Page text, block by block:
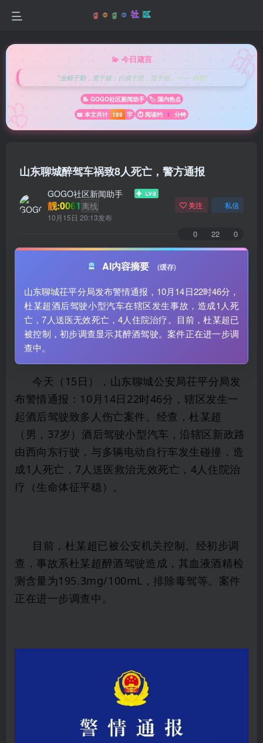
💫 今日箴言
"业精于勤，荒于嬉；行成于思，毁于随。 —— 韩愈"
📝 GOGO社区新闻助手
🏷️ 国内热点
📖 本文共计 189 字 ⏱️ 阅读约 1 分钟
山东聊城醉驾车祸致8人死亡，警方通报
GOGO社区新闻助手
靓:0061 离线
10月15日 20:13发布
关注 私信
0 22 0
AI内容摘要 (缓存)
山东聊城茌平分局发布警情通报，10月14日22时46分，
杜某超酒后驾驶小型汽车在辖区发生事故，造成1人死
亡，7人送医无效死亡，4人住院治疗。目前，杜某超已
被控制，初步调查显示其醉酒驾驶。案件正在进一步调
查中。
今天（15日），山东聊城公安局茌平分局发
布警情通报：10月14日22时46分，辖区发生一
起酒后驾驶致多人伤亡案件。经查，杜某超
（男，37岁）酒后驾驶小型汽车，沿辖区新政路
由西向东行驶，与多辆电动自行车发生碰撞，造
成1人死亡，7人送医救治无效死亡，4人住院治
疗（生命体征平稳）。
目前，杜某超已被公安机关控制。经初步调
查，事故系杜某超醉酒驾驶造成，其血液酒精检
测含量为195.3mg/100mL，排除毒驾等。案件
正在进一步调查中。